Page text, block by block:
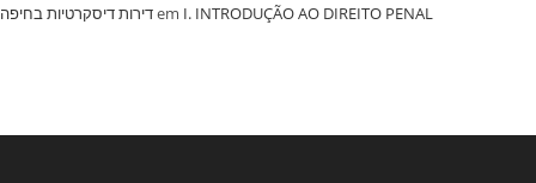
‏דירות דיסקרטיות בחיפהem I. INTRODUÇÃO AO DIREITO PENAL